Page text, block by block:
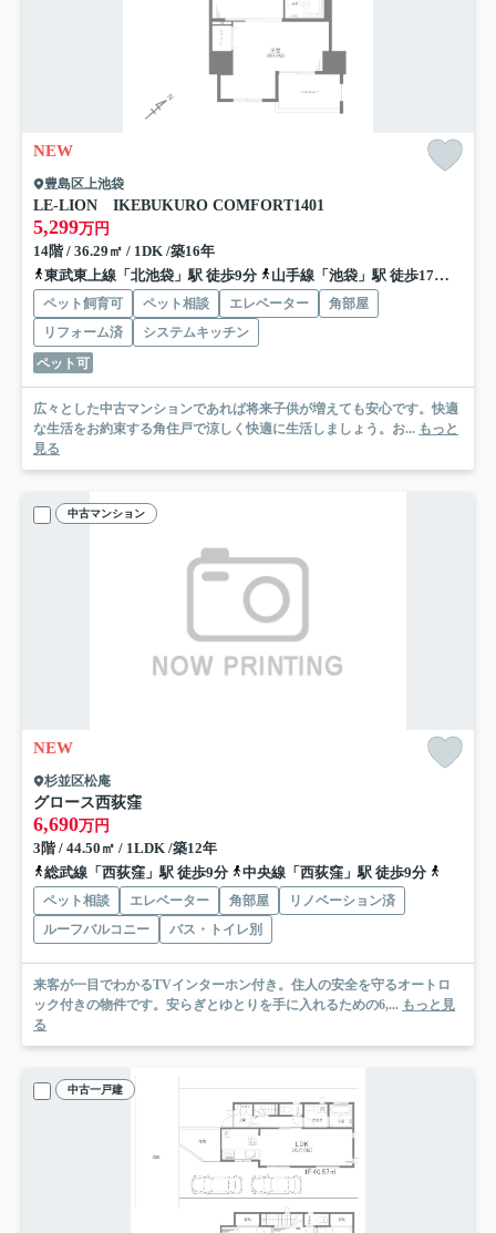
NEW
豊島区上池袋
LE-LION IKEBUKURO COMFORT1401
5,299万円
14階 / 36.29㎡ / 1DK /築16年
東武東上線「北池袋」駅 徒歩9分
山手線「池袋」駅 徒歩17分
ペット飼育可 ペット相談 エレベーター
角部屋
リフォーム済
システムキッチン
ペット可
広々とした中古マンションであれば将来子供が増えても安心です。快適
な生活をお約束する角住戸で涼しく快適に生活しましょう。お... もっと
見る
中古マンション
NEW
杉並区松庵
グロース西荻窪
6,690万円
3階 / 44.50㎡ / 1LDK /築12年
総武線「西荻窪」駅 徒歩9分
中央線「西荻窪」駅 徒歩9分
ペット相談 エレベーター 角部屋
リノベーション済
ルーフバルコニー
バス・トイレ別
来客が一目でわかるTVインターホン付き。住人の安全を守るオートロ
ック付きの物件です。安らぎとゆとりを手に入れるための6,... もっと見
る
中古一戸建